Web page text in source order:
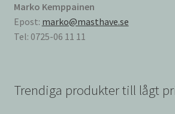
Marko Kemppainen
Epost: marko@masthave.se
Tel: 0725-06 11 11
Trendiga produkter till lågt